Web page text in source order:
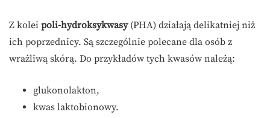
Z kolei poli-hydroksykwasy(PHA) działają delikatniej niż
ich poprzednicy. Są szczególnie polecane dla osób z
wrażliwą skórą. Do przykładów tych kwasów należą:
glukonolakton,
kwas laktobionowy.